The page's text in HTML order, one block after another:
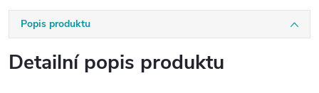
Popis produktu
Detailní popis produktu